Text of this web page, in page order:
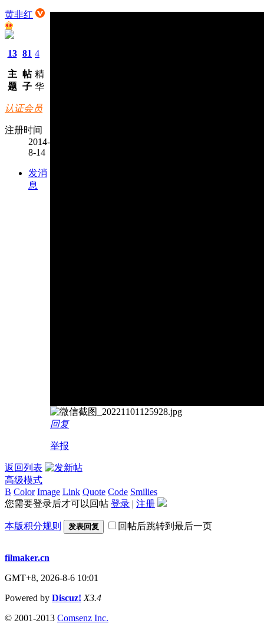
黄非红
13
主
题
81
帖
子
4
精
华
认证会员
注册时间
2014-
8-14
发消
息
回复
举报
返回列表
高级模式
B Color Image Link Quote Code Smilies
您需要登录后才可以回帖 登录 | 注册
本版积分规则 发表回复 回帖后跳转到最后一页
filmaker.cn
GMT+8, 2026-8-6 10:01
Powered by Discuz! X3.4
© 2001-2013 Comsenz Inc.